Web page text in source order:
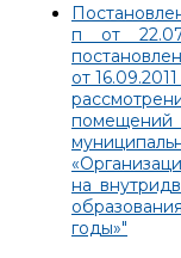
п от
от
на
годы»"